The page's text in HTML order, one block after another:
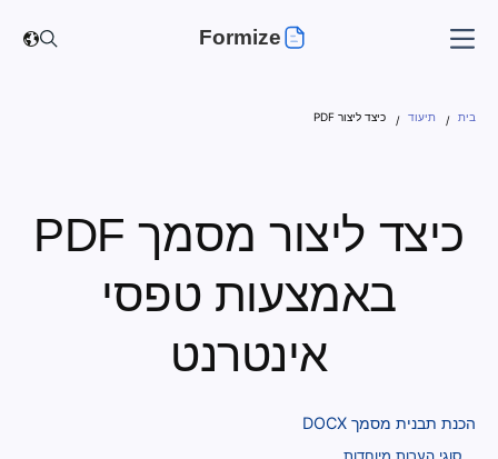
Formize
בית תיעוד כיצד ליצור PDF
כיצד ליצור מסמך PDF
באמצעות טפסי
אינטרנט
הכנת תבנית מסמך DOCX